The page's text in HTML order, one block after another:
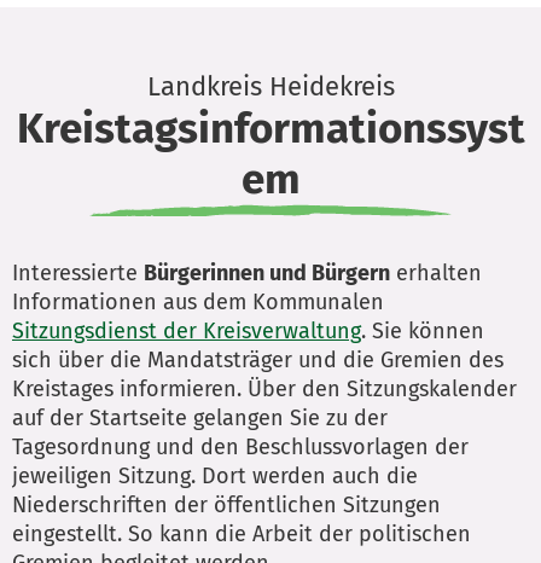
Landkreis Heidekreis
Kreistagsinformationssyst
em
Interessierte Bürgerinnen und Bürgern erhalten
Informationen aus dem Kommunalen
Sitzungsdienst der Kreisverwaltung. Sie können
sich über die Mandatsträger und die Gremien des
Kreistages informieren. Über den Sitzungskalender
auf der Startseite gelangen Sie zu der
Tagesordnung und den Beschlussvorlagen der
jeweiligen Sitzung. Dort werden auch die
Niederschriften der öffentlichen Sitzungen
eingestellt. So kann die Arbeit der politischen